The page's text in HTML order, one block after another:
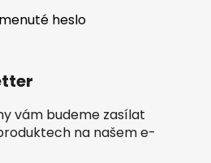
heslo
vám budeme zasílat
na našem e-